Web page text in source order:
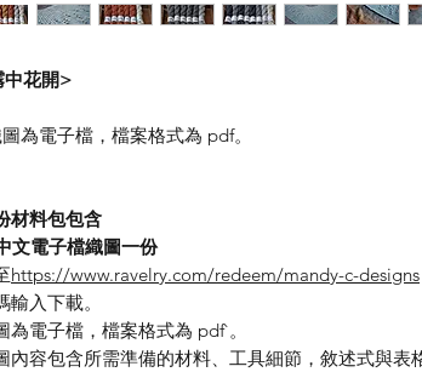
中花開>
為電子檔，檔案格式為 pdf。
材料包包含
文電子檔織圖一份
https://www.ravelry.com/redeem/mandy-c-designs
輸入下載。
為電子檔，檔案格式為 pdf`。
內容包含所需準備的材料、工具細節，敘述式與表